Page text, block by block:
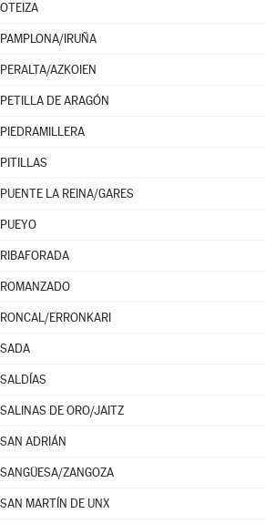
OTEIZA
PAMPLONA/IRUÑA
PERALTA/AZKOIEN
PETILLA DE ARAGÓN
PIEDRAMILLERA
PITILLAS
PUENTE LA REINA/GARES
PUEYO
RIBAFORADA
ROMANZADO
RONCAL/ERRONKARI
SADA
SALDÍAS
SALINAS DE ORO/JAITZ
SAN ADRIÁN
SANGÜESA/ZANGOZA
SAN MARTÍN DE UNX